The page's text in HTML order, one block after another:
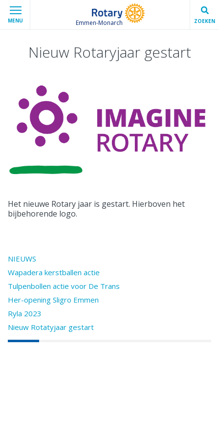
MENU Emmen-Monarch ZOEKEN
Nieuw Rotaryjaar gestart
Het nieuwe Rotary jaar is gestart. Hierboven het
bijbehorende logo.
NIEUWS
Wapadera kerstballen actie
Tulpenbollen actie voor De Trans
Her-opening Sligro Emmen
Ryla 2023
Nieuw Rotatyjaar gestart